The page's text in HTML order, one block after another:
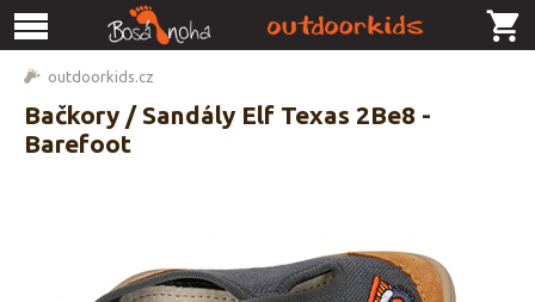
outdoorkids.cz
Bačkory / Sandály Elf Texas 2Be8 -
Barefoot